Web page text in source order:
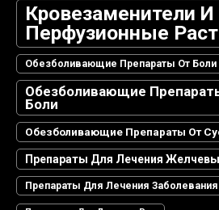
Кровезаменители И
Перфузионные
Обезболивающие Препараты От Боли
Обезболивающие
Боли
Обезболивающие Препараты От
Препараты Для Лечения
Препараты Для Лечения